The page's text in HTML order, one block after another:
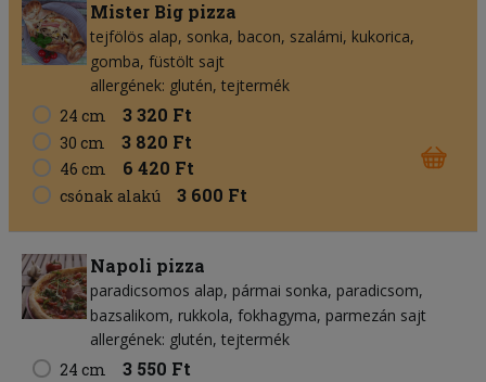
Mister Big pizza
tejfölös alap sonka bacon szalámi kukorica
gomba füstölt sajt
allergének: glutén, tejtermék
24 cm
3 320 Ft
30 cm 3 820 Ft
46 cm 6 420 Ft
csónak alakú 3 600 Ft
Napoli pizza
paradicsomos alap pármai sonka paradicsom
bazsalikom rukkola fokhagyma parmezán sajt
allergének: glutén, tejtermék
24 cm
3 550 Ft